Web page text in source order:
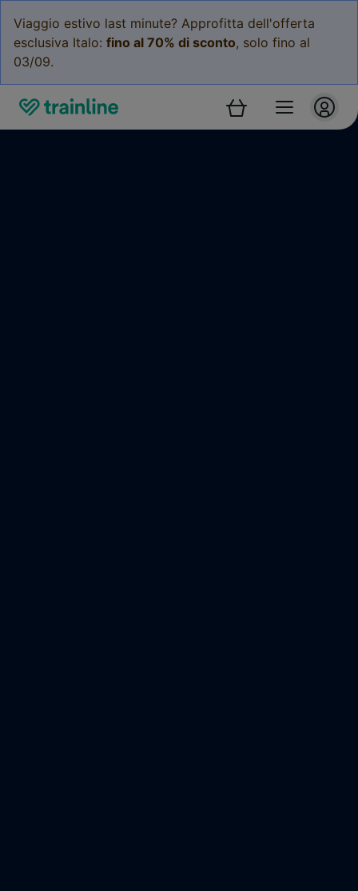
Viaggio estivo last minute? Approfitta dell'offerta
esclusiva Italo: fino al 70% di sconto, solo fino al
03/09.